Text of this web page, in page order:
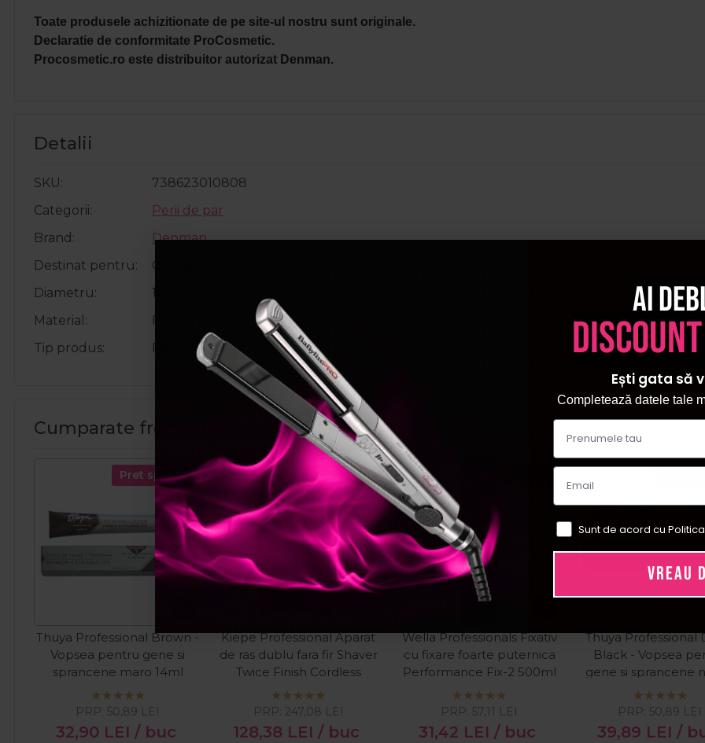
Toate produsele achizitionate de pe site-ul nostru sunt originale.
Declaratie de conformitate ProCosmetic.
Procosmetic.ro este distribuitor autorizat Denman.
Detalii
SKU
738623010808
Categorii
Perii de par
Brand
Denman
Destinat pentru
Coafat
Diametru
16mm
Material
Peri din nailon
Tip produs
Perie ceramica
Cumparate frecvent impreuna:
Pret special
Thuya Professional Brown -
Vopsea pentru gene si
sprancene maro 14ml
32,90 LEI / buc
PRP: 50,89 LEI
Pret special
Kiepe Professional Aparat
de ras dublu fara fir Shaver
Twice Finish Cordless
128,38 LEI / buc
PRP: 247,08 LEI
Wella Professionals Fixativ
cu fixare foarte puternica
Performance Fix-2 500ml
31,42 LEI / buc
PRP: 57,11 LEI
Thuya Professional
Black - Vopsea
gene si sprancene
intens 14ml
39,89 LEI /
PRP: 50,89 LEI
Ai
Ești gata să
Completează datele tale
Sunt de acord cu
VREAU